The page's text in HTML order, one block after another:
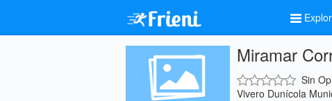
Miramar
Sin
Vivero Dunícola